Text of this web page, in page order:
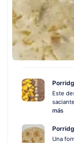
Este
más
Una